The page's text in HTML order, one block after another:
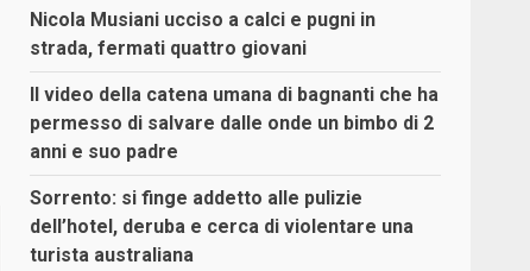
Nicola Musiani ucciso a calci e pugni in
strada, fermati quattro giovani
Il video della catena umana di bagnanti che ha
permesso di salvare dalle onde un bimbo di 2
anni e suo padre
Sorrento: si finge addetto alle pulizie
dell’hotel, deruba e cerca di violentare una
turista australiana